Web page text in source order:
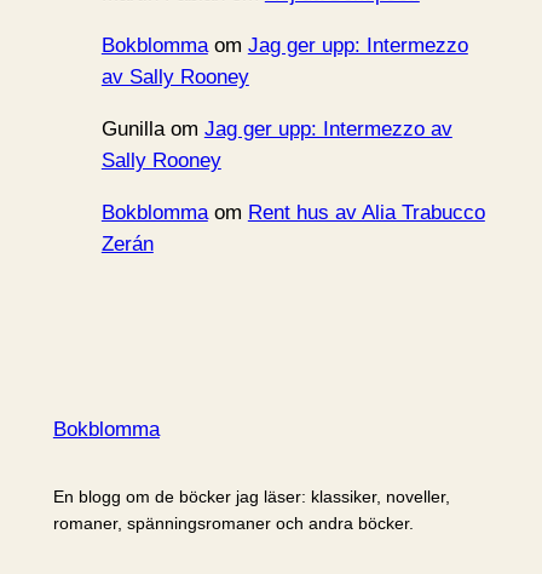
Bokblommaom Jag ger upp: Intermezzo
av Sally Rooney
Gunillaom Jag ger upp: Intermezzo av
Sally Rooney
Bokblommaom Rent hus av Alia Trabucco
Zerán
Bokblomma
En blogg om de böcker jag läser: klassiker, noveller,
romaner, spänningsromaner och andra böcker.